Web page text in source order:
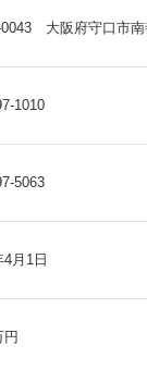
大阪府守口市南
1010
5063
4月1日
円